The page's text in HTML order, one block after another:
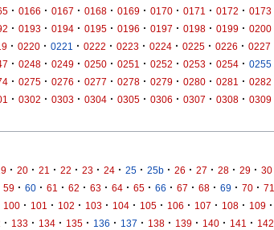
· 0166 · 0167 · 0168 · 0169 · 0170 · 0171 · 0172 · 0173
· 0193 · 0194 · 0195 · 0196 · 0197 · 0198 · 0199 · 0200
· 0220 · 0221 · 0222 · 0223 · 0224 · 0225 · 0226 · 0227
· 0248 · 0249 · 0250 · 0251 · 0252 · 0253 · 0254 · 0255
· 0275 · 0276 · 0277 · 0278 · 0279 · 0280 · 0281 · 0282
· 0302 · 0303 · 0304 · 0305 · 0306 · 0307 · 0308 · 0309
· 20 · 21 · 22 · 23 · 24 · 25 · 25b · 26 · 27 · 28 · 29 · 30
59 · 60 · 61 · 62 · 63 · 64 · 65 · 66 · 67 · 68 · 69 · 70 · 71
100 · 101 · 102 · 103 · 104 · 105 · 106 · 107 · 108 · 109 ·
· 133 · 134 · 135 · 136 · 137 · 138 · 139 · 140 · 141 · 142